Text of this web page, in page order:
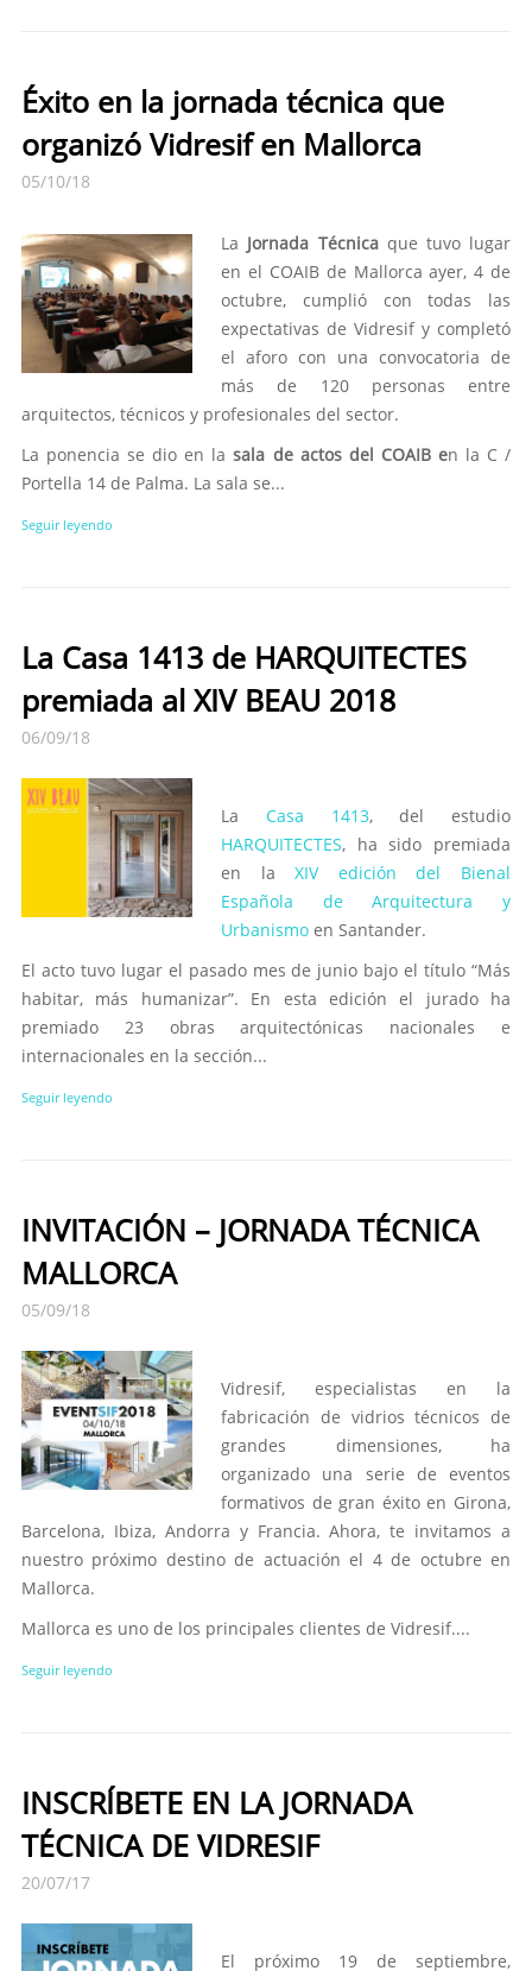
Éxito en la jornada técnica que
organizó Vidresif en Mallorca
05/10/18
La Jornada Técnicaque tuvo lugar
en el COAIB de Mallorca ayer, 4 de
octubre, cumplió con todas las
expectativas de Vidresif y completó
el aforo con una convocatoria de
más de 120 personas entre
arquitectos, técnicos y profesionales del sector.
La ponencia se dio en lasala de actos del COAIB en la C /
Portella 14 de Palma. La sala se...
Seguir leyendo
La Casa 1413 de HARQUITECTES
premiada al XIV BEAU 2018
06/09/18
La Casa 1413, del estudio
HARQUITECTES, ha sido premiada
en laXIV edición del Bienal
Española de Arquitectura y
Urbanismoen Santander.
El acto tuvo lugar el pasado mes de junio bajo el título “Más
habitar, más humanizar”. En esta edición el jurado ha
premiado 23 obras arquitectónicas nacionales e
internacionales en la sección...
Seguir leyendo
INVITACIÓN – JORNADA TÉCNICA
MALLORCA
05/09/18
Vidresif, especialistas en la
fabricación de vidrios técnicos de
grandes dimensiones, ha
organizado una serie de eventos
formativos de gran éxito en Girona,
Barcelona, Ibiza, Andorra y Francia. Ahora, te invitamos a
nuestro próximo destino de actuación el 4 de octubre en
Mallorca.
Mallorca es uno de los principales clientes de Vidresif....
Seguir leyendo
INSCRÍBETE EN LA JORNADA
TÉCNICA DE VIDRESIF
20/07/17
El próximo 19 de septiembre,